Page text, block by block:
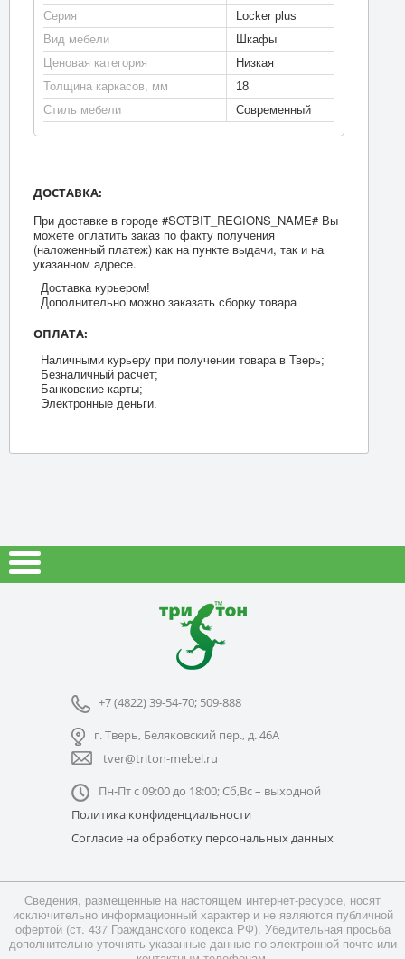
Серия
Locker plus
Вид мебели
Шкафы
Ценовая категория
Низкая
Толщина каркасов, мм
18
Стиль мебели
Современный
ДОСТАВКА:
При доставке в городе #SOTBIT_REGIONS_NAME# Вы
можете оплатить заказ по факту получения
(наложенный платеж) как на пункте выдачи, так и на
указанном адресе.
Доставка курьером!
Дополнительно можно заказать сборку товара.
ОПЛАТА:
Наличными курьеру при получении товара в Тверь;
Безналичный расчет;
Банковские карты;
Электронные деньги.
+7 (4822) 39-54-70; 509-888
г. Тверь, Беляковский пер., д. 46А
tver@triton-mebel.ru
Пн-Пт с 09:00 до 18:00; Сб,Вс – выходной
Политика конфиденциальности
Согласие на обработку персональных данных
Сведения, размещенные на настоящем интернет-ресурсе, носят
исключительно информационный характер и не являются публичной
офертой (ст. 437 Гражданского кодекса РФ). Убедительная просьба
дополнительно уточнять указанные данные по электронной почте или